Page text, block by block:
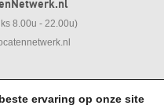
8.00u - 22.00u)
ervaring op onze site